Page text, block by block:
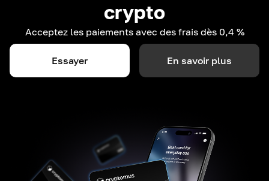
crypto
Acceptez les paiements avec des frais dès 0,4 %
Essayer En savoir plus